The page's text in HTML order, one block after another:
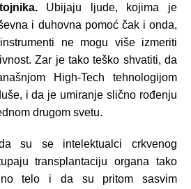
Ubijaju ljude, kojima je
i duhovna pomoć čak i onda,
ne mogu više izmeriti
Zar je tako teško shvatiti, da
High-Tech tehnologijom
i da je umiranje slično rođenju
drugom svetu.
su se intelektualci crkvenog
transplantaciju organa tako
telo i da su pritom sasvim